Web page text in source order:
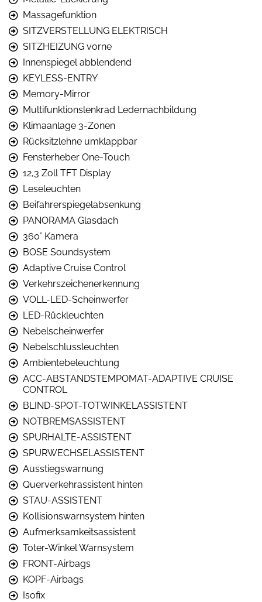
Massagefunktion
SITZVERSTELLUNG ELEKTRISCH
SITZHEIZUNG vorne
Innenspiegel abblendend
KEYLESS-ENTRY
Memory-Mirror
Multifunktionslenkrad Ledernachbildung
Klimaanlage 3-Zonen
Rücksitzlehne umklappbar
Fensterheber One-Touch
12,3 Zoll TFT Display
Leseleuchten
Beifahrerspiegelabsenkung
PANORAMA Glasdach
360° Kamera
BOSE Soundsystem
Adaptive Cruise Control
Verkehrszeichenerkennung
VOLL-LED-Scheinwerfer
LED-Rückleuchten
Nebelscheinwerfer
Nebelschlussleuchten
Ambientebeleuchtung
ACC-ABSTANDSTEMPOMAT-ADAPTIVE CRUISE
CONTROL
BLIND-SPOT-TOTWINKELASSISTENT
NOTBREMSASSISTENT
SPURHALTE-ASSISTENT
SPURWECHSELASSISTENT
Ausstiegswarnung
Querverkehrassistent hinten
STAU-ASSISTENT
Kollisionswarnsystem hinten
Aufmerksamkeitsassistent
Toter-Winkel Warnsystem
FRONT-Airbags
KOPF-Airbags
Isofix